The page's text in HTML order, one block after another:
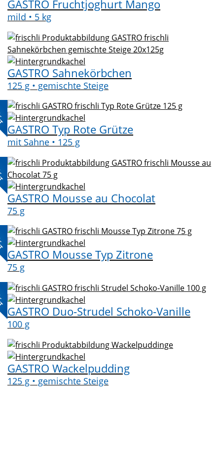
GASTRO Fruchtjoghurt Mango
mild • 5 kg
GASTRO Sahnekörbchen
125 g • gemischte Steige
GASTRO Typ Rote Grütze
mit Sahne • 125 g
GASTRO Mousse au Chocolat
75 g
GASTRO Mousse Typ Zitrone
75 g
GASTRO Duo-Strudel Schoko-Vanille
100 g
GASTRO Wackelpudding
125 g • gemischte Steige